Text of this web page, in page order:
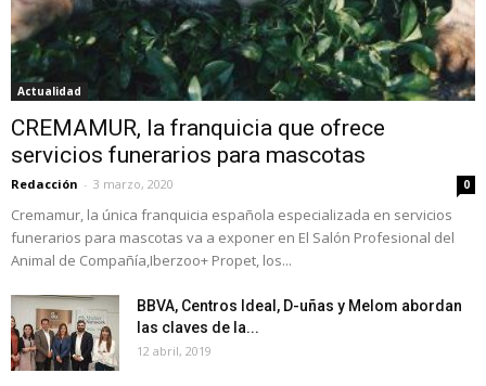
Actualidad
CREMAMUR, la franquicia que ofrece
servicios funerarios para mascotas
Redacción - 3 marzo, 2020 0
Cremamur, la única franquicia española especializada en servicios
funerarios para mascotas va a exponer en El Salón Profesional del
Animal de Compañía,Iberzoo+ Propet, los...
BBVA, Centros Ideal, D-uñas y Melom abordan
las claves de la...
12 abril, 2019